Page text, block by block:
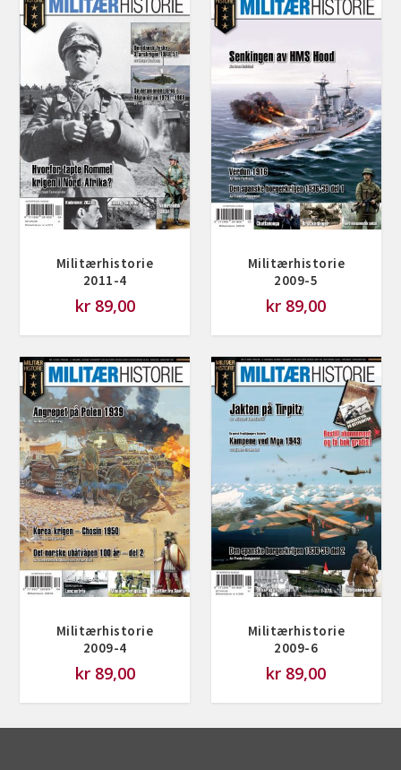
Militærhistorie
2011-4
kr89,00
Militærhistorie
2009-5
kr 89,00
Militærhistorie
2009-4
kr89,00
Militærhistorie
2009-6
kr 89,00